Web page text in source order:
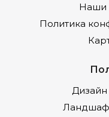
Наши
Политика